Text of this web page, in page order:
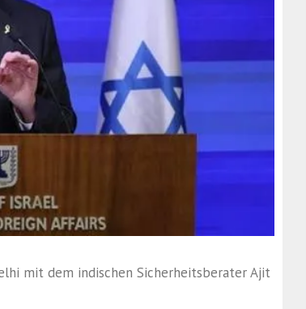
mit dem indischen Sicherheitsberater Ajit